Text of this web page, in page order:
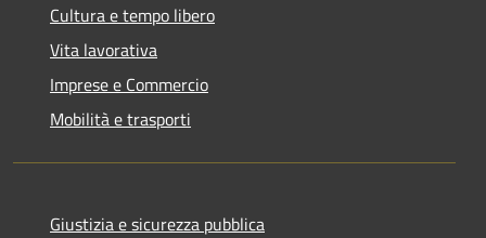
Cultura e tempo libero
Vita lavorativa
Imprese e Commercio
Mobilità e trasporti
Giustizia e sicurezza pubblica